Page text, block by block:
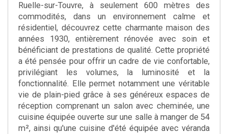
Ruelle-sur-Touvre, à seulement 600 mètres des
commodités, dans un environnement calme et
résidentiel, découvrez cette charmante maison des
années 1930, entièrement rénovée avec soin et
bénéficiant de prestations de qualité. Cette propriété
a été pensée pour offrir un cadre de vie confortable,
privilégiant les volumes, la luminosité et la
fonctionnalité. Elle permet notamment une véritable
vie de plain-pied grâce à ses généreux espaces de
réception comprenant un salon avec cheminée, une
cuisine équipée ouverte sur une salle à manger de 54
m², ainsi qu'une cuisine d'été équipée avec véranda